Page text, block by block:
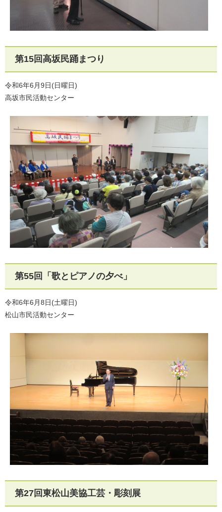
第15回高坂民踊まつり
令和6年6月9日(日曜日)
高坂市民活動センター
第55回「歌とピアノの夕べ」
令和6年6月8日(土曜日)
松山市民活動センター
第27回東松山美協工芸・彫刻展